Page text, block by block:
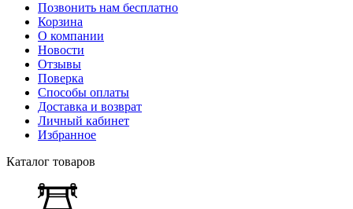
Позвонить нам бесплатно
Корзина
О компании
Новости
Отзывы
Поверка
Способы оплаты
Доставка и возврат
Личный кабинет
Избранное
Каталог товаров